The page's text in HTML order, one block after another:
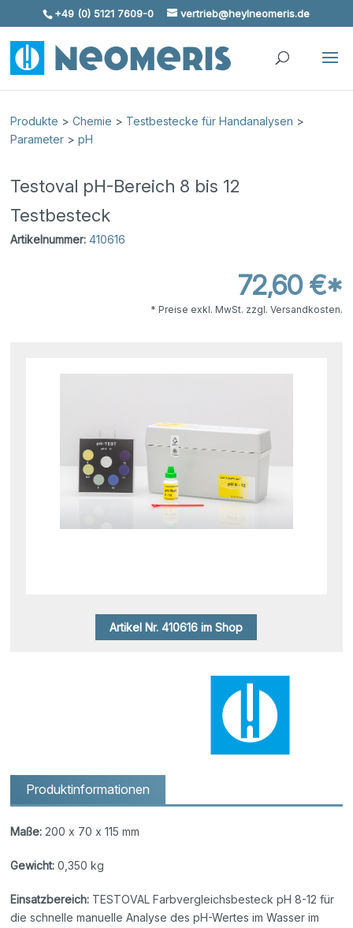
Skip To Content
+49 (0) 5121 7609-0 vertrieb@heylneomeris.de
Produkte >Chemie > Testbestecke für Handanalysen >
Parameter >pH
Testoval pH-Bereich 8 bis 12
Testbesteck
Artikelnummer: 410616
72,60 €*
* Preise exkl. MwSt. zzgl. Versandkosten.
Artikel Nr. 410616 im Shop
Produktinformationen
Maße: 200 x 70 x 115 mm
Gewicht: 0,350 kg
Einsatzbereich: TESTOVAL Farbvergleichsbesteck pH 8-12 für
die schnelle manuelle Analyse des pH-Wertes im Wasser im